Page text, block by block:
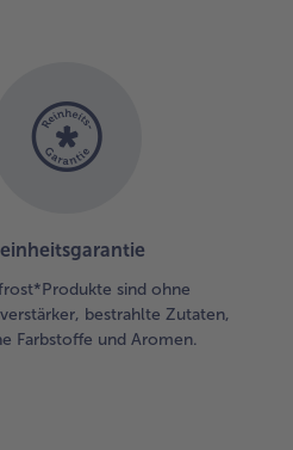
sind ohne
bestrahlte Zutaten,
Farbstoffe und Aromen.